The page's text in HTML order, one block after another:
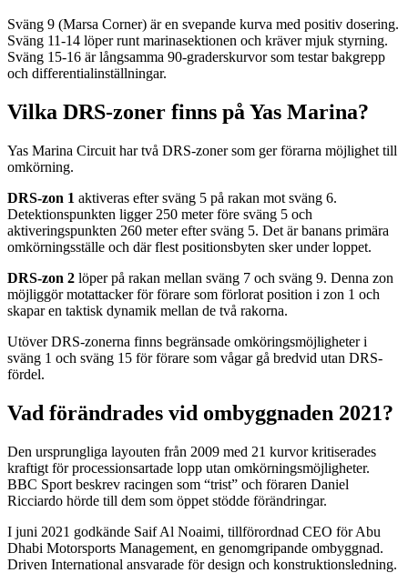
Sväng 9 (Marsa Corner) är en svepande kurva med positiv dosering.
Sväng 11-14 löper runt marinasektionen och kräver mjuk styrning.
Sväng 15-16 är långsamma 90-graderskurvor som testar bakgrepp
och differentialinställningar.
Vilka DRS-zoner finns på Yas Marina?
Yas Marina Circuit har två DRS-zoner som ger förarna möjlighet till
omkörning.
DRS-zon 1 aktiveras efter sväng 5 på rakan mot sväng 6.
Detektionspunkten ligger 250 meter före sväng 5 och
aktiveringspunkten 260 meter efter sväng 5. Det är banans primära
omkörningsställe och där flest positionsbyten sker under loppet.
DRS-zon 2 löper på rakan mellan sväng 7 och sväng 9. Denna zon
möjliggör motattacker för förare som förlorat position i zon 1 och
skapar en taktisk dynamik mellan de två rakorna.
Utöver DRS-zonerna finns begränsade omköringsmöjligheter i
sväng 1 och sväng 15 för förare som vågar gå bredvid utan DRS-
fördel.
Vad förändrades vid ombyggnaden 2021?
Den ursprungliga layouten från 2009 med 21 kurvor kritiserades
kraftigt för processionsartade lopp utan omkörningsmöjligheter.
BBC Sport beskrev racingen som “trist” och föraren Daniel
Ricciardo hörde till dem som öppet stödde förändringar.
I juni 2021 godkände Saif Al Noaimi, tillförordnad CEO för Abu
Dhabi Motorsports Management, en genomgripande ombyggnad.
Driven International ansvarade för design och konstruktionsledning.